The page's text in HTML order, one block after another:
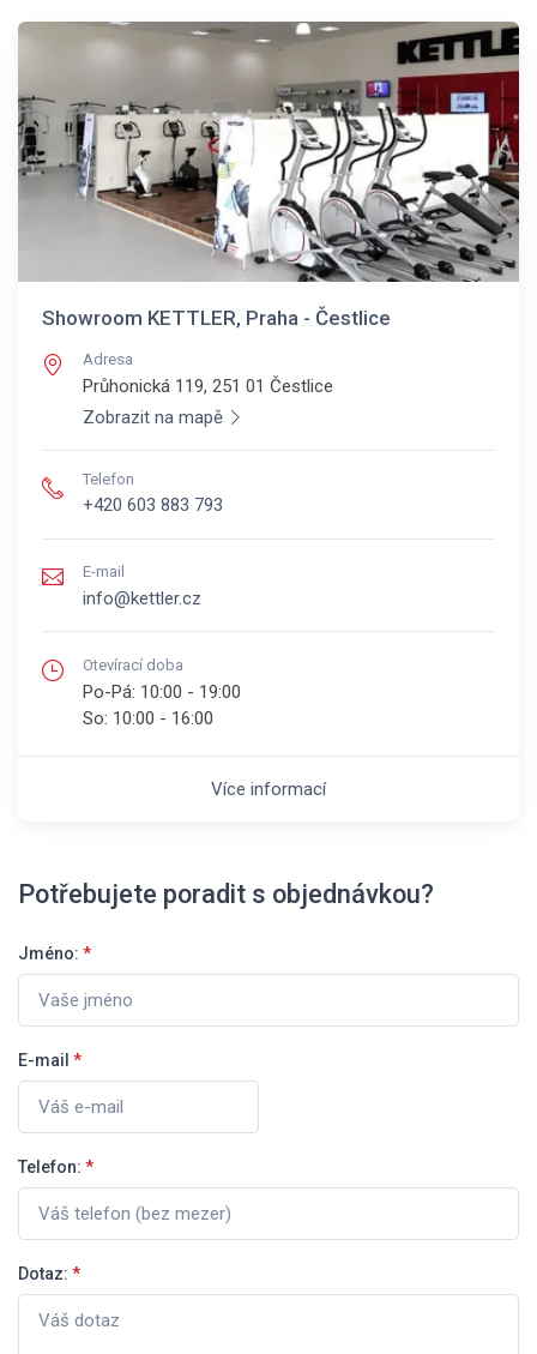
Showroom KETTLER, Praha - Čestlice
Adresa
Průhonická 119, 251 01 Čestlice
Zobrazit na mapě
Telefon
+420 603 883 793
E-mail
info@kettler.cz
Otevírací doba
Po-Pá: 10:00 - 19:00
So: 10:00 - 16:00
Více informací
Potřebujete poradit s objednávkou?
Jméno: *
E-mail *
Telefon: *
Dotaz: *